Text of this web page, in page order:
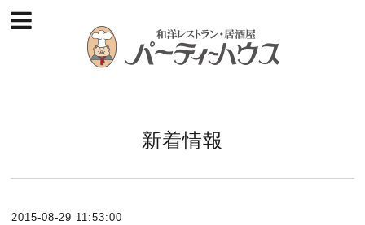
新着情報
2015-08-29 11:53:00